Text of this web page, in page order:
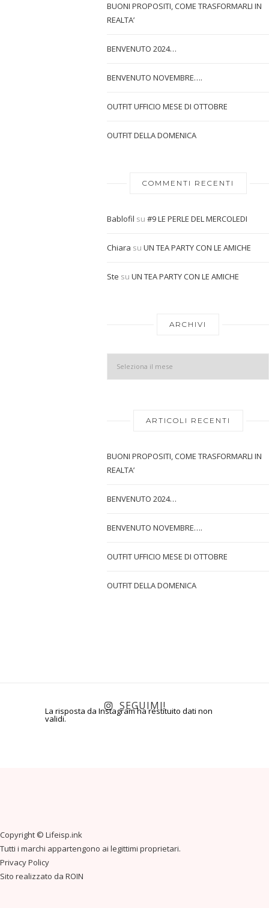
BUONI PROPOSITI, COME TRASFORMARLI IN
REALTA’
BENVENUTO 2024…
BENVENUTO NOVEMBRE….
OUTFIT UFFICIO MESE DI OTTOBRE
OUTFIT DELLA DOMENICA
COMMENTI RECENTI
Bablofil su #9 LE PERLE DEL MERCOLEDI
Chiara su UN TEA PARTY CON LE AMICHE
Ste su UN TEA PARTY CON LE AMICHE
ARCHIVI
ARTICOLI RECENTI
BUONI PROPOSITI, COME TRASFORMARLI IN
REALTA’
BENVENUTO 2024…
BENVENUTO NOVEMBRE….
OUTFIT UFFICIO MESE DI OTTOBRE
OUTFIT DELLA DOMENICA
La risposta da Instagram ha restituito dati non
validi.
SEGUIMI!
Copyright © Lifeisp.ink
Tutti i marchi appartengono ai legittimi proprietari.
Privacy Policy
Sito realizzato da ROIN